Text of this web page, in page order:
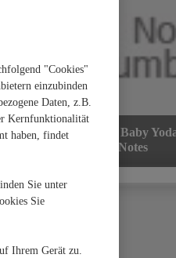
"Cookies"
einzubinden
Daten, z.B.
Kernfunktionalität
haben, findet
Sie unter
Sie
Ihrem Gerät zu.